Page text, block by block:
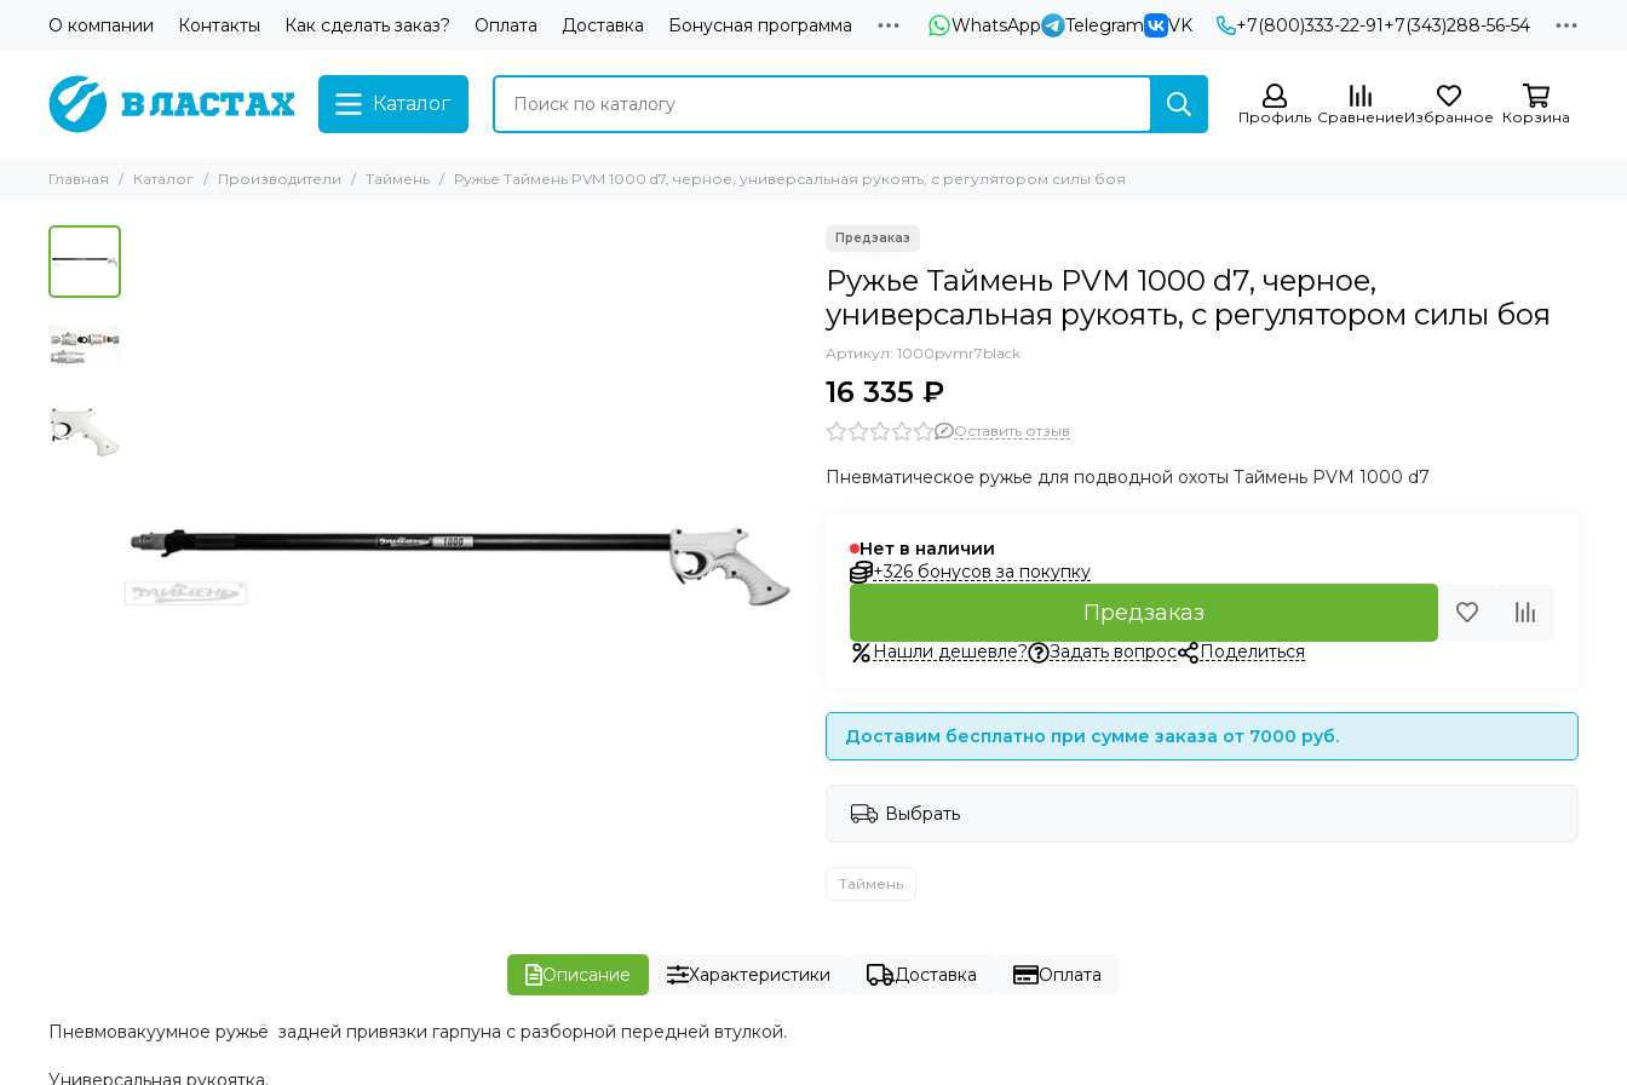
О компании Контакты Как сделать заказ? Оплата Доставка Бонусная программа WhatsApp Telegram VK +7(800)333-22-91+7(343)288-56-54
Каталог
Профиль СравнениеИзбранное Корзина
Главная Каталог Производители Таймень Ружье Таймень PVM 1000 d7, черное, универсальная рукоять, с регулятором силы боя
Ружье Таймень PVM 1000 d7, черное,
универсальная рукоять, с регулятором силы боя
Артикул: 1000pvmr7black
16 335 ₽
Оставить отзыв
Пневматическое ружье для подводной охоты Таймень PVM 1000 d7
Нет в наличии
+326 бонусов за покупку
Предзаказ
Нашли дешевле? Задать вопрос Поделиться
Доставим бесплатно при сумме заказа от 7000 руб.
Выбрать
Таймень
Описание Характеристики Доставка Оплата
Пневмовакуумное ружьё задней привязки гарпуна с разборной передней втулкой.
Универсальная рукоятка.